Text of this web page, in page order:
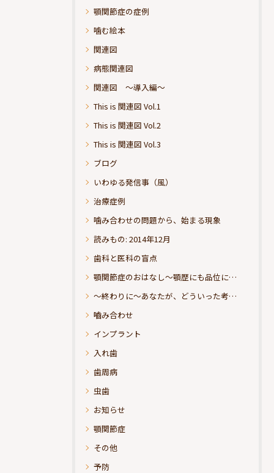
顎関節症の症例
噛む絵本
関連図
病態関連図
関連図 ～導入編～
This is 関連図 Vol.1
This is 関連図 Vol.2
This is 関連図 Vol.3
ブログ
いわゆる発信事（風）
治療症例
噛み合わせの問題から、始まる現象
読みもの: 2014年12月
歯科と医科の盲点
顎関節症のおはなし～顎歴にも品位にこだわりたい
～終わりに～あなたが、どういった考えの治療をお求めになられるのか？
嚙み合わせ
インプラント
入れ歯
歯周病
虫歯
お知らせ
顎関節症
その他
予防